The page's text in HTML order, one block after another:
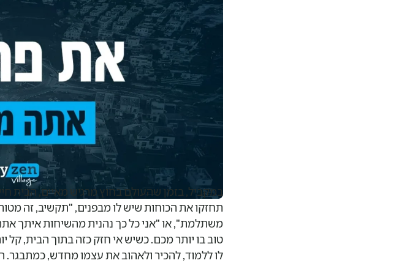
במקביל, בזמן שהעולם בחוץ מרגיש מאיים, הבית
תחזקו את הכוחות שיש לו מבפנים, "תקשיב, זה
משתלמת", או "אני כל כך נהנית מהשיחות איתך
טוב בו יותר מכם. כשיש אי חזק כזה בתוך הבית,
לו ללמוד, להכיר ולאהוב את עצמו מחדש, כמתבגר.